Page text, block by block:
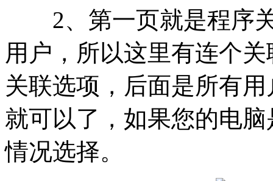
2、第一页就是程序关
用户，所以这里有连个
关联选项，后面是所有
就可以了，如果您的电
情况选择。